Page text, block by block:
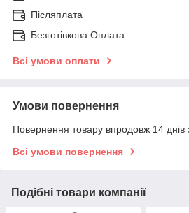
Післяплата
Безготівкова Оплата
Всі умови оплати
Умови повернення
Повернення товару впродовж 14 днів
Всі умови повернення
Подібні товари компанії